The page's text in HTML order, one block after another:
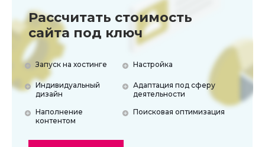
Рассчитать стоимость
сайта под ключ
Запуск на хостинге
Индивидуальный
дизайн
Наполнение
контентом
Настройка
Адаптация под сферу
деятельности
Поисковая оптимизация